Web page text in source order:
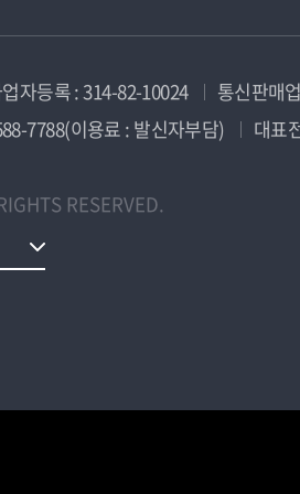
자등록 : 314-82-10024
통신판매
7788(이용료 : 발신자부담)
대표
RESERVED.